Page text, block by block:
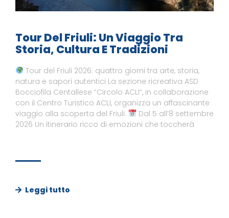
Tour Del Friuli: Un Viaggio Tra
Storia, Cultura E Tradizioni
Tour del Friuli 2026: quattro giorni tra arte, storia,
natura e sapori autentici La sezione ricreativa ASD
Bocciofila Centallese “Circolo ACLI”, in collaborazione
con il Centro Turistico ACLI, organizza un affascinante
viaggio alla scoperta del Friuli.
Dal 5 all’8 settembre
2026 Un itinerario ricco di emozioni che toccherà
Leggi tutto